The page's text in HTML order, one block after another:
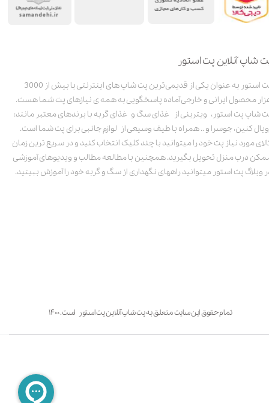
شاپ آنلاین پت استور
پت استور به عنوان یکی از قدیمی‌ترین پت شاپ های اینترنتی با بیش از 3000
محصول ایرانی و خارجی آماده پاسخگویی به همه ی نیازهای پت شما هست.
شاپ پت استور، ویترینی از غذای سگ و غذای گربه با برندهای معتبر مانند:
کنین، جوسرا و .. همراه با طیف وسیعی از لوازم جانبی برای پت شما است.
مورد نیاز پت خود را میتوانید با چند کلیک انتخاب کنید و در سریع ترین زمان
درب منزل تحویل بگیرید. همچنین با مطالعه مطالب و ویدیوهای آموزشی
وبلاگ پت استور میتوانید راههای نگهداری از سگ و گربه خود را آموزش ببینید.
تمام حقوق این سایت متعلق به پت شاپ آنلاین پت استور است. ۱۴۰۰